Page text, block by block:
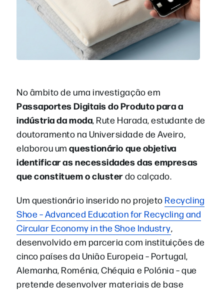
No âmbito de uma investigação em
Passaportes Digitais do Produto para a
indústria da moda, Rute Harada, estudante de
doutoramento na Universidade de Aveiro,
elaborou umquestionário que objetiva
identificar as necessidades das empresas
que constituem o clusterdo calçado.
Um questionário inserido no projeto Recycling
Shoe – Advanced Education for Recycling and
Circular Economy in the Shoe Industry,
desenvolvido em parceria com instituições de
cinco países da União Europeia – Portugal,
Alemanha, Roménia, Chéquia e Polónia – que
pretende desenvolver materiais de base